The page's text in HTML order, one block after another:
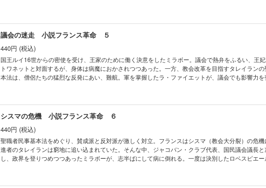
議会の迷走 小説フランス革命 ５
440円 (税込)
国王ルイ16世からの密使を受け、王家のために働く決意をしたミラボー。議会で熱弁をふるい、王
トワネットと対面するが、身体は病魔におかされつつあった。一方、教会改革を目指すタレイラン
本法は、僧侶たちの猛烈な反発にあい、難航。軍を掌握したラ・ファイエットが、議会でも影響力
シスマの危機 小説フランス革命 ６
440円 (税込)
聖職者民事基本法をめぐり、賛成派と反対派が激しく対立。フランスはシスマ（教会大分裂）の危
進者のタレイランは窮地に追い込まれていた。そんな中、ジャコバン・クラブ代表、国民議会議長
し、政界を登りつめつつあったミラボーが、志半ばにして病に倒れる。一度は決別したロベスピエ